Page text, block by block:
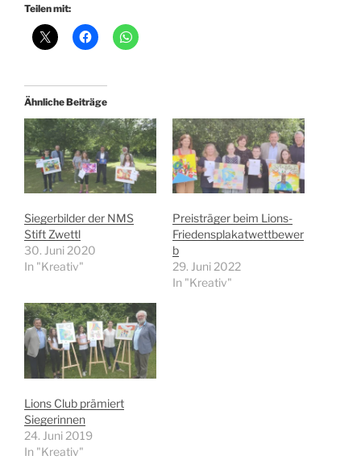
Teilen mit:
Ähnliche Beiträge
Siegerbilder der NMS
Stift Zwettl
30. Juni 2020
In "Kreativ"
Preisträger beim Lions-
Friedensplakatwettbewer
b
29. Juni 2022
In "Kreativ"
Lions Club prämiert
Siegerinnen
24. Juni 2019
In "Kreativ"